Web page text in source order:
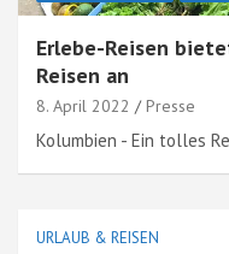
Erlebe-Reisen
Reisen an
8. April 2022 Presse
Kolumbien - Ein tolles
URLAUB & REISEN